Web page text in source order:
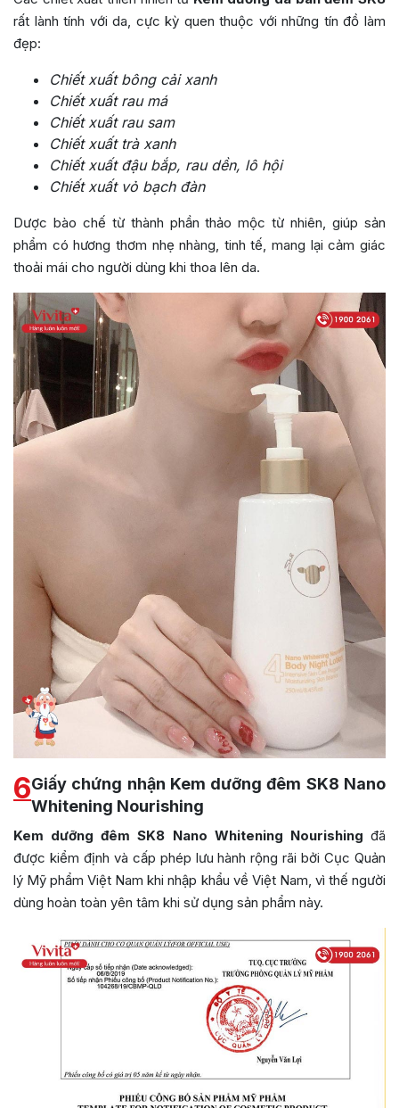
rất lành tính với da, cực kỳ quen thuộc với những tín đồ làm
đẹp:
Chiết xuất bông cải xanh
Chiết xuất rau má
Chiết xuất rau sam
Chiết xuất trà xanh
Chiết xuất đậu bắp, rau dền, lô hội
Chiết xuất vỏ bạch đàn
Dược bào chế từ thành phần thảo mộc từ nhiên, giúp sản
phẩm có hương thơm nhẹ nhàng, tinh tế, mang lại cảm giác
thoải mái cho người dùng khi thoa lên da.
6Giấy chứng nhận Kem dưỡng đêm SK8 Nano
Whitening Nourishing
Kem dưỡng đêm SK8 Nano Whitening Nourishing đã
được kiểm định và cấp phép lưu hành rộng rãi bởi Cục Quản
lý Mỹ phẩm Việt Nam khi nhập khẩu về Việt Nam, vì thế người
dùng hoàn toàn yên tâm khi sử dụng sản phẩm này.